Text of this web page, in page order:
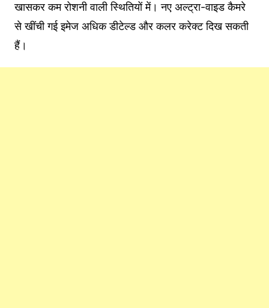
खासकर कम रोशनी वाली स्थितियों में। नए अल्ट्रा-वाइड कैमरे
से खींची गई इमेज अधिक डीटेल्ड और कलर करेक्ट दिख सकती
हैं।